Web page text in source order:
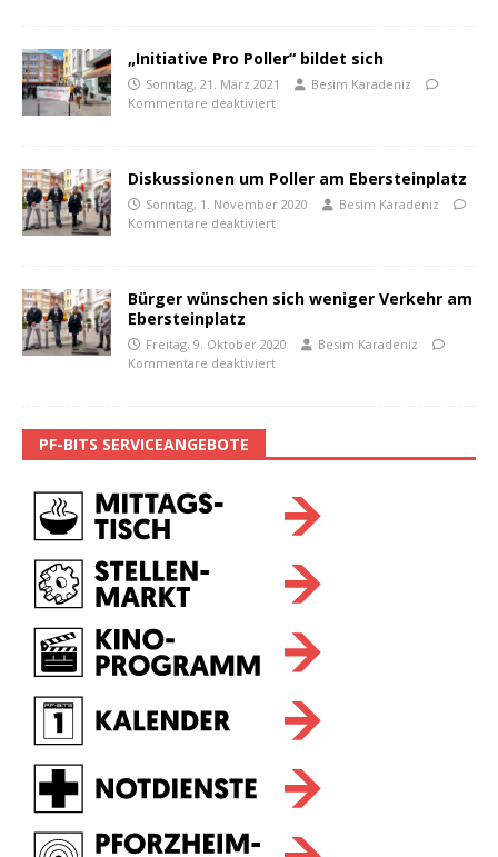
„Initiative Pro Poller“ bildet sich
Sonntag, 21. März 2021
Besim Karadeniz
Kommentare deaktiviert
Diskussionen um Poller am Ebersteinplatz
Sonntag, 1. November 2020
Besim Karadeniz
Kommentare deaktiviert
Bürger wünschen sich weniger Verkehr am
Ebersteinplatz
Freitag, 9. Oktober 2020
Besim Karadeniz
Kommentare deaktiviert
PF-BITS SERVICEANGEBOTE